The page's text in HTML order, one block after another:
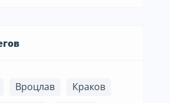
Вроцлав
Краков